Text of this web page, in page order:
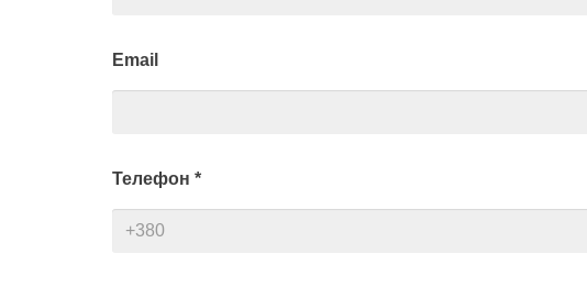
Email
Телефон *